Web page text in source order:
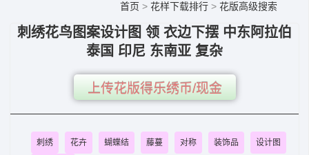
首页 > 花样下载排行 > 花版高级搜索
刺绣花鸟图案设计图 领 衣边下摆 中东阿拉伯
泰国 印尼 东南亚 复杂
上传花版得乐绣币/现金
刺绣 花卉 蝴蝶结 藤蔓 对称 装饰品 设计图